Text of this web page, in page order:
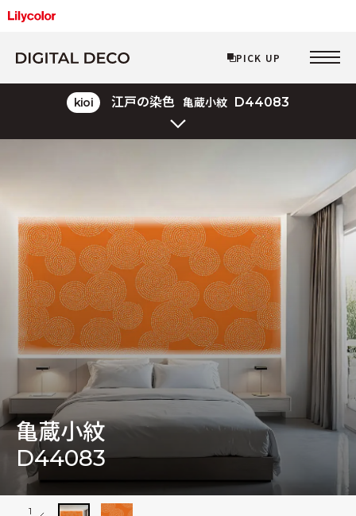
PICK UP
PICK UP
Layered Line
木村英輝
kioi 江戸の染色 亀蔵小紋 D44083
亀蔵小紋
D44083
1